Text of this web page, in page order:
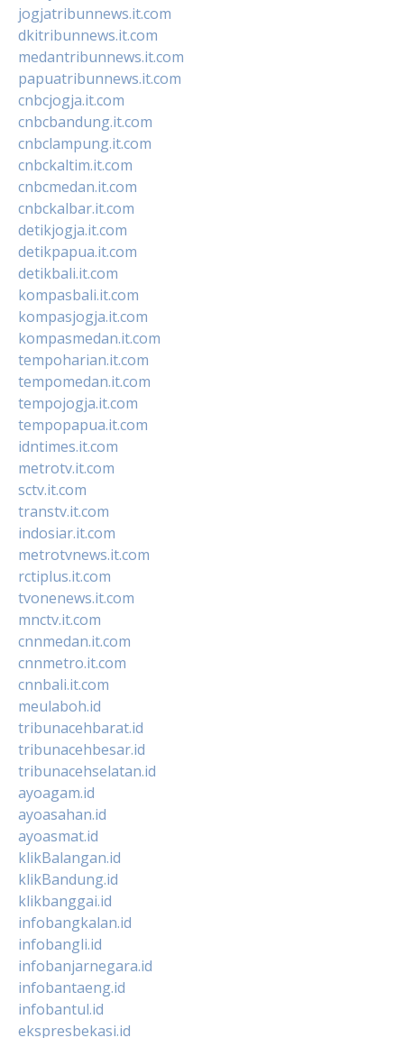
jogjatribunnews.it.com
dkitribunnews.it.com
medantribunnews.it.com
papuatribunnews.it.com
cnbcjogja.it.com
cnbcbandung.it.com
cnbclampung.it.com
cnbckaltim.it.com
cnbcmedan.it.com
cnbckalbar.it.com
detikjogja.it.com
detikpapua.it.com
detikbali.it.com
kompasbali.it.com
kompasjogja.it.com
kompasmedan.it.com
tempoharian.it.com
tempomedan.it.com
tempojogja.it.com
tempopapua.it.com
idntimes.it.com
metrotv.it.com
sctv.it.com
transtv.it.com
indosiar.it.com
metrotvnews.it.com
rctiplus.it.com
tvonenews.it.com
mnctv.it.com
cnnmedan.it.com
cnnmetro.it.com
cnnbali.it.com
meulaboh.id
tribunacehbarat.id
tribunacehbesar.id
tribunacehselatan.id
ayoagam.id
ayoasahan.id
ayoasmat.id
klikBalangan.id
klikBandung.id
klikbanggai.id
infobangkalan.id
infobangli.id
infobanjarnegara.id
infobantaeng.id
infobantul.id
ekspresbekasi.id